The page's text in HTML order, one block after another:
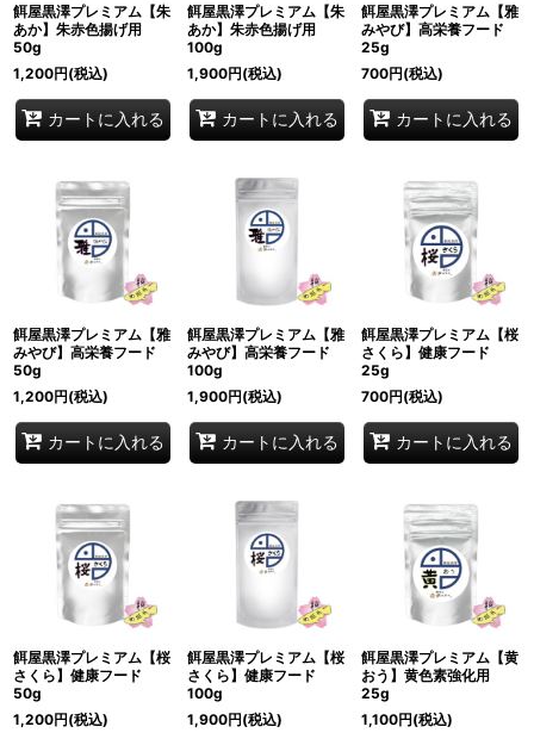
餌屋黒澤プレミアム【朱
あか】朱赤色揚げ用
50g
1,200円(税込)
カートに入れる
餌屋黒澤プレミアム【朱
あか】朱赤色揚げ用
100g
1,900円(税込)
カートに入れる
餌屋黒澤プレミアム【雅
みやび】高栄養フード
25g
700円(税込)
カートに入れる
餌屋黒澤プレミアム【雅
みやび】高栄養フード
50g
1,200円(税込)
カートに入れる
餌屋黒澤プレミアム【雅
みやび】高栄養フード
100g
1,900円(税込)
カートに入れる
餌屋黒澤プレミアム【桜
さくら】健康フード
25g
700円(税込)
カートに入れる
餌屋黒澤プレミアム【桜
さくら】健康フード
50g
1,200円(税込)
餌屋黒澤プレミアム【桜
さくら】健康フード
100g
1,900円(税込)
餌屋黒澤プレミアム【黄
おう】黄色素強化用
25g
1,100円(税込)